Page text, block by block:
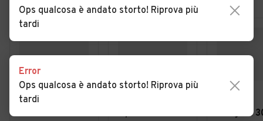
€ 1.300
Ford Focus 1.8
Opel Corsa 1.3
Peugeot
Ops qualcosa è andato storto! Riprova più
tardi
Error
Ops qualcosa è andato storto! Riprova più
tardi